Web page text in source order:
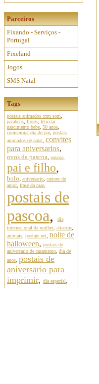
Parceiros
Fixando - Serviços -
Portugal
Fixeland
Jogos
SMS Natal
Tags
postais animados com som
parabens flores felicitar
nascimento bebe 50 anos
comemorar dia do pai
postais
animados de natal
convites
para aniversarios,
ovos da pascoa, pascoa
pai e filho,
bolo, aniversario cartoes de
amor, frase da mae
postais de
pascoa,
dia
internacional da mulher, aliancas
animais postais net noite de
halloween, postais de
aniversario de casamento dia de
anos postais de
aniversario para
imprimir, dia especial